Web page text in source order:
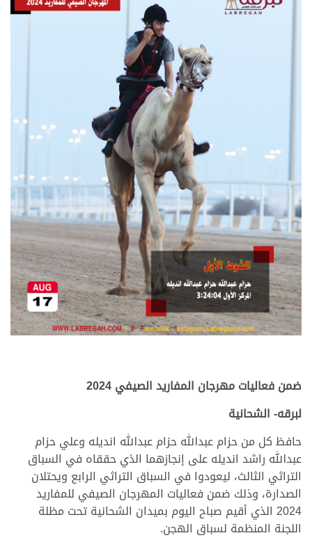
ضمن فعاليات مهرجان المفاريد الصيفي 2024
لبرقه- الشحانية
حافظ كل من حزام عبدالله حزام عبدالله انديله وعلي حزام
عبدالله راشد انديله على إنجازهما الذي حققاه في السباق
التراثي الثالث، ليعودوا في السباق التراثي الرابع ويحتلان
الصدارة، وذلك ضمن فعاليات المهرجان الصيفي للمفاريد
2024 الذي أقيم صباح اليوم بميدان الشحانية تحت مظلة
اللجنة المنظمة لسباق الهجن.